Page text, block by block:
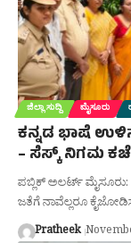
ಜಿಲ್ಲಾ ಸುದ್ದಿ ಮೈಸೂರು
ಕನ್ನಡ ಭಾಷೆ
– ಸೆಸ್ಕ್‌ ನಿಗಮ
ಪಬ್ಲಿಕ್ ಅಲರ್ಟ್ ಮೈಸೂರು:
ಜತೆಗೆ ನಾವೆಲ್ಲರೂ
Pratheek